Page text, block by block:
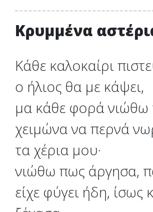
Κρυμμένα
Κάθε καλοκαίρι
ο ήλιος θα με κάψει,
μα κάθε φορά νιώθω
χειμώνα να περνά
τα χέρια μου·
νιώθω πως άργησα,
είχε φύγει ήδη, ίσως